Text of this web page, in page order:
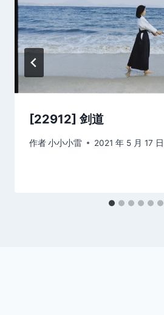
[22912] 剑道
作者小小小雷 2021 年 5 月 17 日